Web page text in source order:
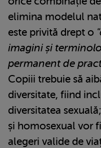
elimina modelul
este privită drept o
imagini și
permanent de
Copiii trebuie să
diversitate, fiind
diversitatea
și homosexual vor
alegeri valide de